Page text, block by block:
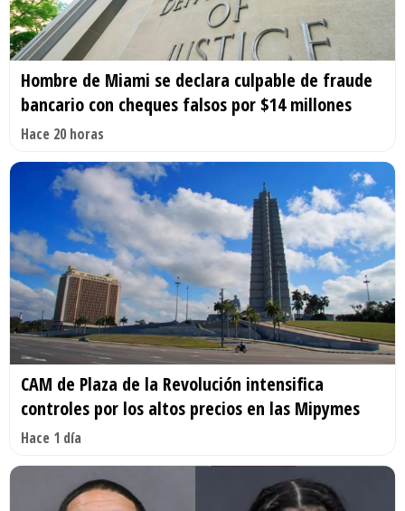
Hombre de Miami se declara culpable de fraude
bancario con cheques falsos por $14 millones
Hace 20 horas
CAM de Plaza de la Revolución intensifica
controles por los altos precios en las Mipymes
Hace 1 día